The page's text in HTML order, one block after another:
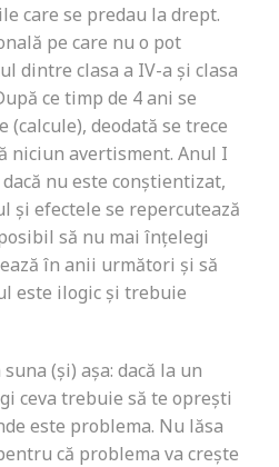
care se predau la drept.
pe care nu o pot
dintre clasa a IV-a și clasa
ce timp de 4 ani se
deodată se trece
niciun avertisment. Anul I
nu este conștientizat,
și efectele se repercutează
să nu mai înțelegi
în anii următori și să
este ilogic și trebuie
(și) așa: dacă la un
ceva trebuie să te oprești
este problema. Nu lăsa
că problema va crește